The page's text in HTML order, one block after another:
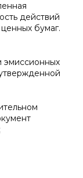
действий
бумаг.